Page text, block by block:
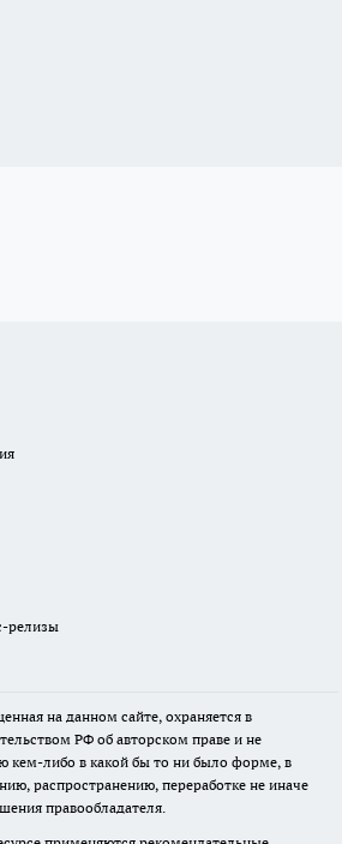
релизы
на данном сайте, охраняется в
РФ об авторском праве и не
кем-либо в какой бы то ни было форме, в
распространению, переработке не иначе
правообладателя.